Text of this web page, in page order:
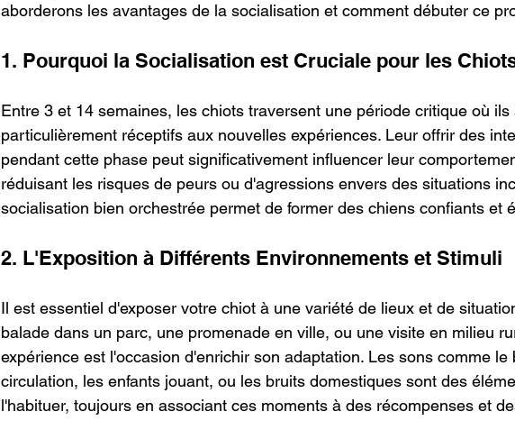
aborderons les avantages de la socialisation et comment débuter ce
1. Pourquoi la Socialisation est Cruciale pour les
Entre 3 et 14 semaines, les chiots traversent une période critique où ils
particulièrement réceptifs aux nouvelles expériences. Leur offrir des
pendant cette phase peut significativement influencer leur
réduisant les risques de peurs ou d'agressions envers des situations
socialisation bien orchestrée permet de former des chiens confiants et
2. L'Exposition à Différents Environnements et Stimuli
Il est essentiel d'exposer votre chiot à une variété de lieux et de
balade dans un parc, une promenade en ville, ou une visite en milieu
expérience est l'occasion d'enrichir son adaptation. Les sons comme le
circulation, les enfants jouant, ou les bruits domestiques sont des
l'habituer, toujours en associant ces moments à des récompenses et